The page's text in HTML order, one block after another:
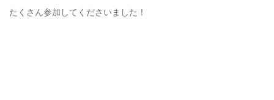
たくさん参加してくださいました！